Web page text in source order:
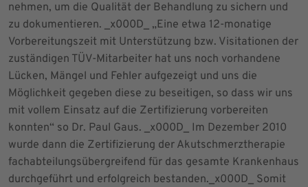
nehmen, um die Qualität der Behandlung zu sichern und
zu dokumentieren. _x000D_ „Eine etwa 12-monatige
Vorbereitungszeit mit Unterstützung bzw. Visitationen der
zuständigen TÜV-Mitarbeiter hat uns noch vorhandene
Lücken, Mängel und Fehler aufgezeigt und uns die
Möglichkeit gegeben diese zu beseitigen, so dass wir uns
mit vollem Einsatz auf die Zertifizierung vorbereiten
konnten“ so Dr. Paul Gaus. _x000D_ Im Dezember 2010
wurde dann die Zertifizierung der Akutschmerztherapie
fachabteilungsübergreifend für das gesamte Krankenhaus
durchgeführt und erfolgreich bestanden._x000D_ Somit